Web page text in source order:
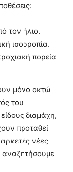
τον ήλιο.
ισορροπία.
πορεία
μόνο οκτώ
του
διαμάχη,
προταθεί
νέες
αναζητήσουμε